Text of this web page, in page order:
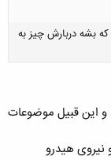
بشه دربارش چیز به
و این قبیل موضوعات
نیروی هیدرو